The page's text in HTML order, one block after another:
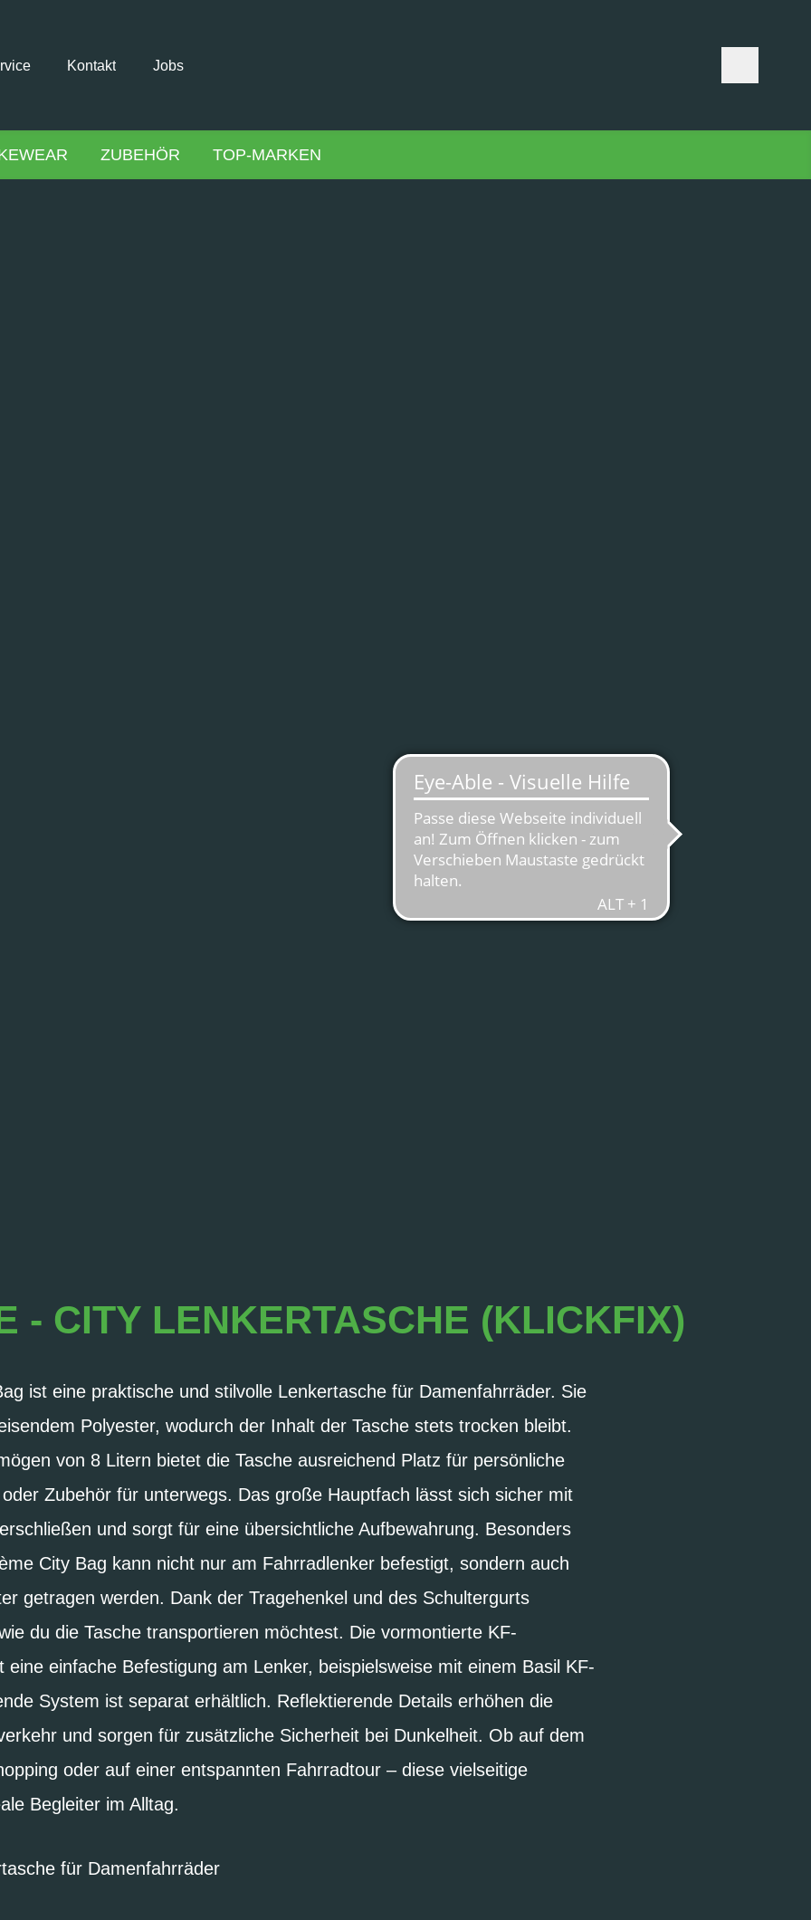
Kontakt Jobs
ZUBEHÖR TOP-MARKEN
- CITY LENKERTASCHE (KLICKFIX)
ist eine praktische und stilvolle Lenkertasche für Damenfahrräder. Sie
Polyester, wodurch der Inhalt der Tasche stets trocken bleibt.
von 8 Litern bietet die Tasche ausreichend Platz für persönliche
Zubehör für unterwegs. Das große Hauptfach lässt sich sicher mit
und sorgt für eine übersichtliche Aufbewahrung. Besonders
City Bag kann nicht nur am Fahrradlenker befestigt, sondern auch
getragen werden. Dank der Tragehenkel und des Schultergurts
du die Tasche transportieren möchtest. Die vormontierte KF-
eine einfache Befestigung am Lenker, beispielsweise mit einem Basil KF-
System ist separat erhältlich. Reflektierende Details erhöhen die
und sorgen für zusätzliche Sicherheit bei Dunkelheit. Ob auf dem
oder auf einer entspannten Fahrradtour – diese vielseitige
Begleiter im Alltag.
für Damenfahrräder